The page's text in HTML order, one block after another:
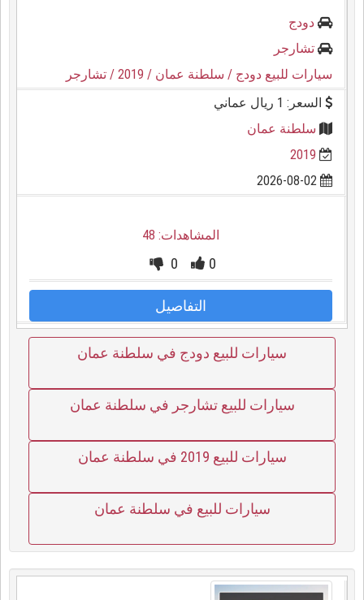
دودج
تشارجر
سيارات للبيع دودج / سلطنة عمان / 2019
/ تشارجر
السعر: 1 ريال عماني
سلطنة عمان
2019
المشاهدات: 48
0
0
التفاصيل
سيارات للبيع دودج في سلطنة عمان
سيارات للبيع تشارجر في سلطنة عمان
سيارات للبيع 2019 في سلطنة عمان
سيارات للبيع في سلطنة عمان